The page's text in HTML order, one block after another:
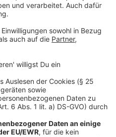
FSME-Impfung
für Borreliose
dieser fiesen
verursachen kann.